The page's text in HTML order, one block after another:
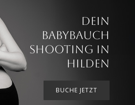
DEIN
BABYBAUCH
SHOOTING IN
HILDEN
BUCHE JETZT